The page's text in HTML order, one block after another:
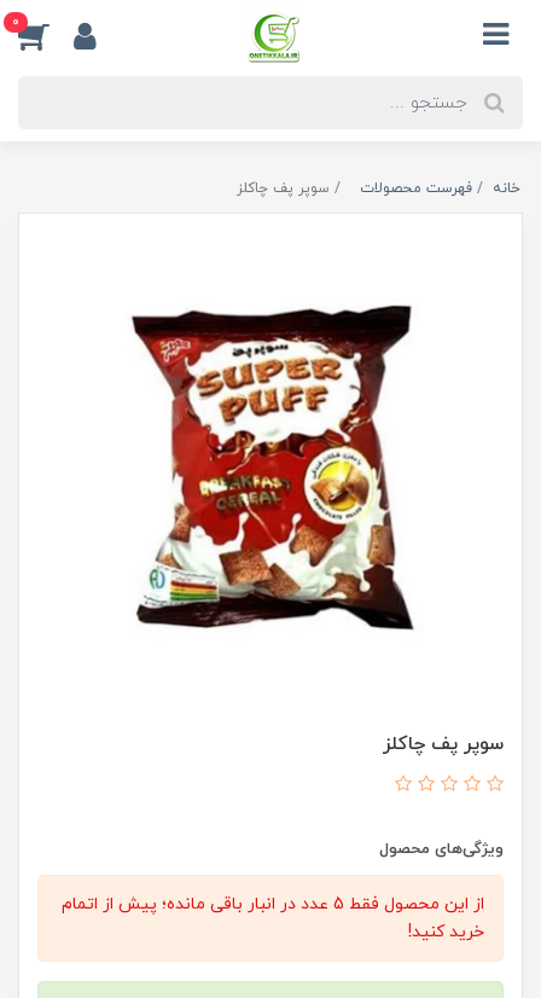
0
خانه فهرست محصولات سوپر پف چاکلز
سوپر پف چاکلز
ویژگی‌های محصول
از این محصول فقط 5 عدد در انبار باقی مانده؛ پیش از اتمام
خرید کنید!